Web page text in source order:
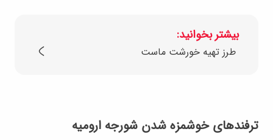
بیشتر بخوانید:
طرز تهیه خورشت ماست
ترفندهای خوشمزه شدن شورجه ارومیه